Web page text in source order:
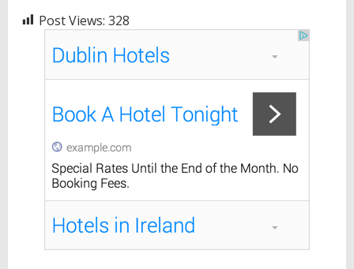
Post Views: 328